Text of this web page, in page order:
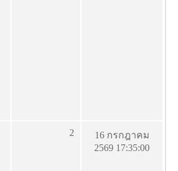
2
16 กรกฎาคม
2569 17:35:00